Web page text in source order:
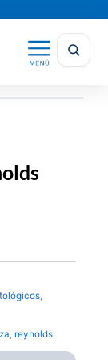
,
, reynolds